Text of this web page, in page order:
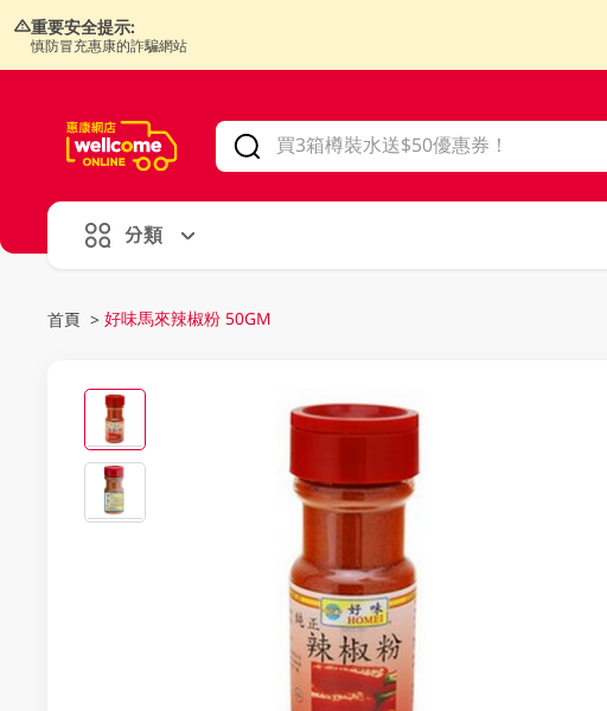
重要安全提示:
慎防冒充惠康的詐騙網站
分類
首頁 > 好味馬來辣椒粉 50GM